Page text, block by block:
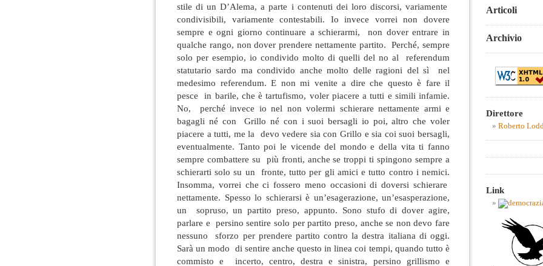
stile di un D’Alema, a parte i contenuti dei loro discorsi, variamente
condivisibili, variamente contestabili. Io invece vorrei non dovere
sempre e ogni giorno continuare a schierarmi, non dover entrare in
qualche rango, non dover prendere nettamente partito. Perché, sempre
solo per esempio, io condivido molto di quelli del no al referendum
statutario sardo ma condivido anche molto delle ragioni del sì nel
medesimo referendum. E non mi venite a dire che questo è fare il
pesce in barile, che è tartufismo, voler piacere a tutti e simili infamie.
No, perché invece io nel non volermi schierare nettamente armi e
bagagli né con Grillo né con i suoi bersagli io poi, altro che voler
piacere a tutti, me la devo vedere sia con Grillo e sia coi suoi bersagli,
eventualmente. Tanto poi le vicende del mondo e della vita ti fanno
sempre combattere su più fronti, anche se troppi ti spingono sempre a
schierarti solo su un fronte, tutto per gli amici e tutto contro i nemici.
Insomma, vorrei che ci fossero meno occasioni di doversi schierare
nettamente. Spesso lo schierarsi è un’esagerazione, un’esasperazione,
un sopruso, un partito preso, appunto. Sono stufo di dover agire,
parlare e persino sentire solo per partito preso, anche se non devo fare
nessuno sforzo per prendere partito contro la destra italiana di oggi.
Sarà un modo di sentire anche questo in linea coi tempi, quando tutto è
commisto e incerto, centro, destra e sinistra, persino grillismo e
Articoli
Archivio
Direttore
Roberto
Link